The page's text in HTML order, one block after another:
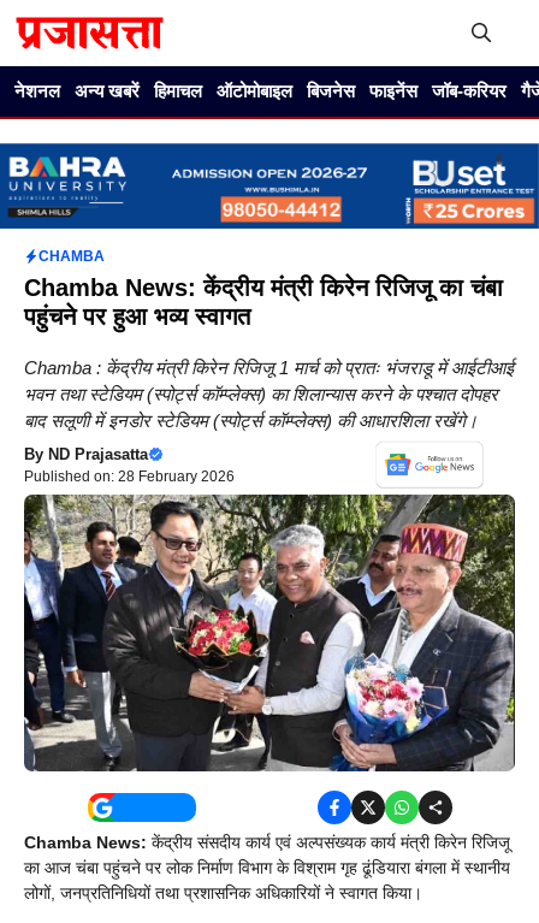
नेशनल अन्य खबरें हिमाचल ऑटोमोबाइल बिजनेस फाइनेंस जॉब-करियर
CHAMBA
Chamba News: केंद्रीय मंत्री किरेन रिजिजू का चंबा
पहुंचने पर हुआ भव्य स्वागत
Chamba : केंद्रीय मंत्री किरेन रिजिजू 1 मार्च को प्रातः भंजराडू में आईटीआई
भवन तथा स्टेडियम (स्पोर्ट्स कॉम्प्लेक्स) का शिलान्यास करने के पश्चात दोपहर
बाद सलूणी में इनडोर स्टेडियम (स्पोर्ट्स कॉम्प्लेक्स) की आधारशिला रखेंगे।
By ND Prajasatta
Published on: 28 February 2026
Chamba News: केंद्रीय संसदीय कार्य एवं अल्पसंख्यक कार्य मंत्री किरेन रिजिजू
का आज चंबा पहुंचने पर लोक निर्माण विभाग के विश्राम गृह ढूंडियारा बंगला में स्थानीय
लोगों, जनप्रतिनिधियों तथा प्रशासनिक अधिकारियों ने स्वागत किया।